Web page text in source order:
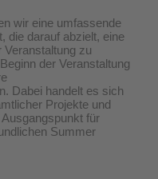
wir eine umfassende
die darauf abzielt, eine
Veranstaltung zu
der Veranstaltung
Dabei handelt es sich
Projekte und
für
Summer